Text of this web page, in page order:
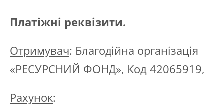
Платіжні реквізити.
Отримувач: Благодійна організація
«РЕСУРСНИЙ ФОНД», Код 42065919,
Рахунок: